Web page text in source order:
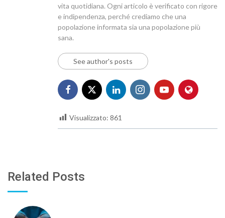
vita quotidiana. Ogni articolo è verificato con rigore
e indipendenza, perché crediamo che una
popolazione informata sia una popolazione più
sana.
See author's posts
Visualizzato: 861
Related Posts